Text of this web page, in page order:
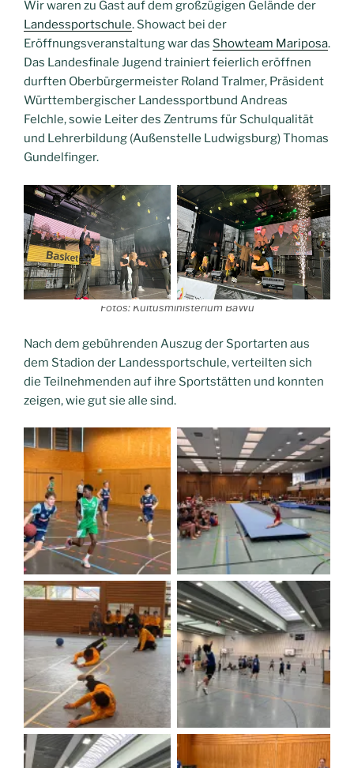
Wir waren zu Gast auf dem großzügigen Gelände der
Landessportschule. Showact bei der
Eröffnungsveranstaltung war das Showteam Mariposa.
Das Landesfinale Jugend trainiert feierlich eröffnen
durften Oberbürgermeister Roland Tralmer, Präsident
Württembergischer Landessportbund Andreas
Felchle, sowie Leiter des Zentrums für Schulqualität
und Lehrerbildung (Außenstelle Ludwigsburg) Thomas
Gundelfinger.
Fotos: Kultusministerium BaWü
Nach dem gebührenden Auszug der Sportarten aus
dem Stadion der Landessportschule, verteilten sich
die Teilnehmenden auf ihre Sportstätten und konnten
zeigen, wie gut sie alle sind.